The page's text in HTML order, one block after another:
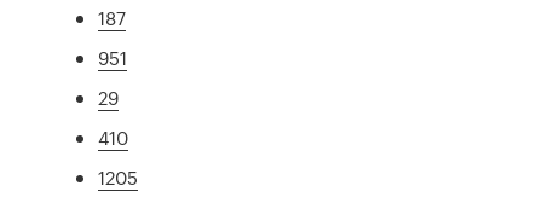
187
951
29
410
1205